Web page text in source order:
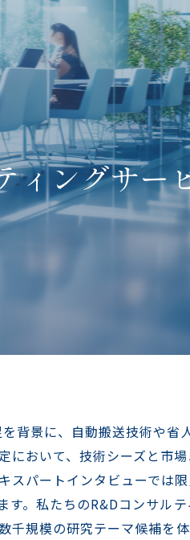
ィングサー
背景に、自動搬送技術や省
において、技術シーズと市
スパートインタビューでは
。私たちのR&Dコンサル
千規模の研究テーマ候補を